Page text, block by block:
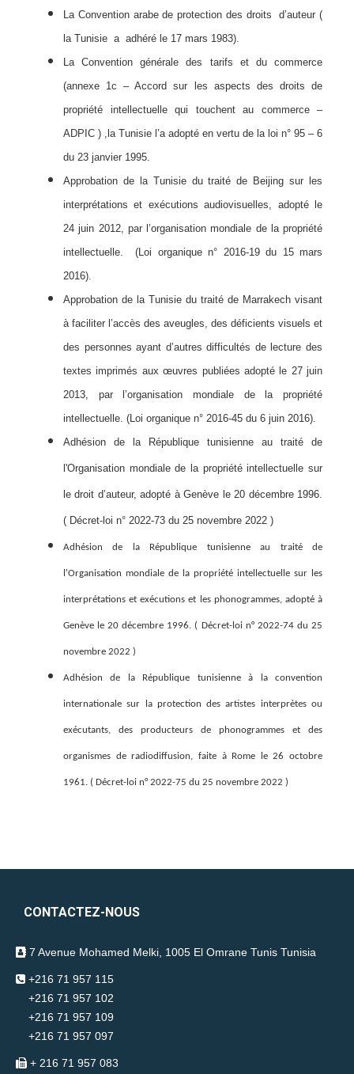
La Convention arabe de protection des droits d’auteur (
la Tunisie a adhéré le 17 mars 1983).
La Convention générale des tarifs et du commerce
(annexe 1c – Accord sur les aspects des droits de
propriété intellectuelle qui touchent au commerce –
ADPIC ) ,la Tunisie l’a adopté en vertu de la loi n° 95 – 6
du 23 janvier 1995.
Approbation de la Tunisie du traité de Beijing sur les
interprétations et exécutions audiovisuelles, adopté le
24 juin 2012, par l’organisation mondiale de la propriété
intellectuelle. (Loi organique n° 2016-19 du 15 mars
2016).
Approbation de la Tunisie du traité de Marrakech visant
à faciliter l’accès des aveugles, des déficients visuels et
des personnes ayant d’autres difficultés de lecture des
textes imprimés aux œuvres publiées adopté le 27 juin
2013, par l’organisation mondiale de la propriété
intellectuelle. (Loi organique n° 2016-45 du 6 juin 2016).
Adhésion de la République tunisienne au traité de
l'Organisation mondiale de la propriété intellectuelle sur
le droit d’auteur, adopté à Genève le 20 décembre 1996.
( Décret-loi n° 2022-73 du 25 novembre 2022 )
Adhésion de la République tunisienne au traité de
l'Organisation mondiale de la propriété intellectuelle sur les
interprétations et exécutions et les phonogrammes, adopté à
Genève le 20 décembre 1996. ( Décret-loi n° 2022-74 du 25
novembre 2022 )
Adhésion de la République tunisienne à la convention
internationale sur la protection des artistes interprètes ou
exécutants, des producteurs de phonogrammes et des
organismes de radiodiffusion, faite à Rome le 26 octobre
1961. ( Décret-loi n° 2022-75 du 25 novembre 2022 )
CONTACTEZ-NOUS
7 Avenue Mohamed Melki, 1005 El Omrane Tunis Tunisia
+216 71 957 115
+216 71 957 102
+216 71 957 109
+216 71 957 097
+ 216 71 957 083